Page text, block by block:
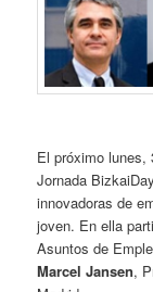
El próximo lunes,
Jornada
innovadoras de
joven. En ella
Asuntos de
Marcel Jansen,